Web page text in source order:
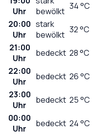
Uhr
bewölkt 34°C
20:00
Uhr
stark
bewölkt 32°C
21:00
Uhr
bedeckt 28°C
22:00
Uhr
bedeckt 26°C
23:00
Uhr
bedeckt 25°C
00:00
Uhr
bedeckt 24°C